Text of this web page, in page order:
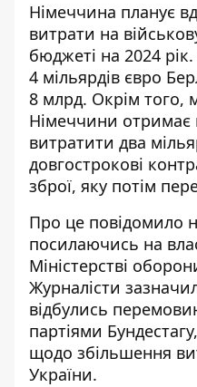
Німеччина планує
витрати на
бюджеті на 2024
4 мільярдів євро
8 млрд. Окрім того,
Німеччини отримає
витратити два
довгострокові
зброї, яку потім
Про це повідомило
посилаючись на
Міністерстві
Журналісти
відбулись
партіями Бундестагу
щодо збільшення
України.